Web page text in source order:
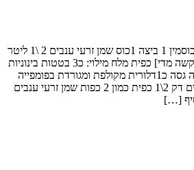
מצרכים לבצק: 1ק"ג קמח כוסמין 1 ביצה 1כוס שמן זרעי ענבים 2 \1 ליטר
מים [ בצק צריך להיות לא קשה מדי] כפית מלח מילוי: כ3 בטטות בינוניות
מקולפות ומגורדות בפומפייה גסה כ1דלורית מקולפת ומגורדת בפומפייה
גסה כ4 בצלים לבנים קצוצים דק 2\1 כפית כמון 2 כפות שמן זרעי ענבים
[…]